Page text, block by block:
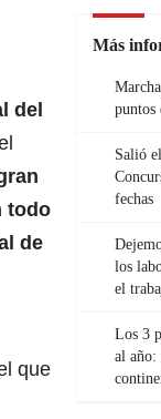
Más
puntos
Salió
fechas
los
el
Los 3
al año:
del
todo
de
que